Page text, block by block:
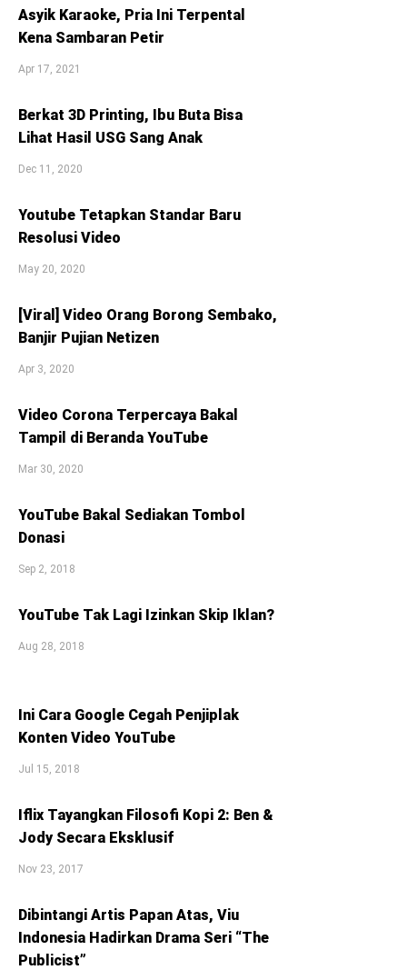
Asyik Karaoke, Pria Ini Terpental
Kena Sambaran Petir
Apr 17, 2021
Berkat 3D Printing, Ibu Buta Bisa
Lihat Hasil USG Sang Anak
Dec 11, 2020
Youtube Tetapkan Standar Baru
Resolusi Video
May 20, 2020
[Viral] Video Orang Borong Sembako,
Banjir Pujian Netizen
Apr 3, 2020
Video Corona Terpercaya Bakal
Tampil di Beranda YouTube
Mar 30, 2020
YouTube Bakal Sediakan Tombol
Donasi
Sep 2, 2018
YouTube Tak Lagi Izinkan Skip Iklan?
Aug 28, 2018
Ini Cara Google Cegah Penjiplak
Konten Video YouTube
Jul 15, 2018
Iflix Tayangkan Filosofi Kopi 2: Ben &
Jody Secara Eksklusif
Nov 23, 2017
Dibintangi Artis Papan Atas, Viu
Indonesia Hadirkan Drama Seri “The
Publicist”